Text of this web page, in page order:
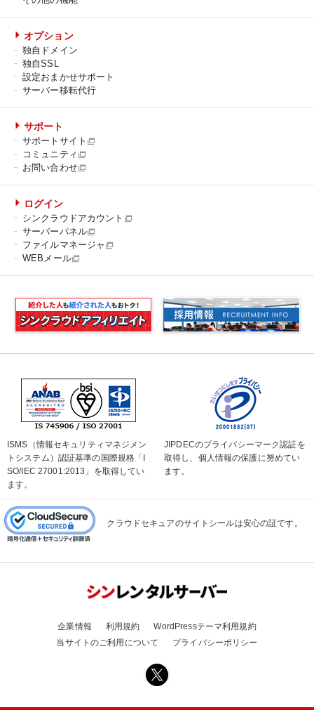
オプション
独自ドメイン
独自SSL
設定おまかせサポート
サーバー移転代行
サポート
サポートサイト
コミュニティ
お問い合わせ
ログイン
シンクラウドアカウント
サーバーパネル
ファイルマネージャ
WEBメール
ISMS（情報セキュリティマネジメン
トシステム）認証基準の国際規格「I
SO/IEC 27001:2013」を取得してい
ます。
JIPDECのプライバシーマーク認証を
取得し、個人情報の保護に努めてい
ます。
クラウドセキュアのサイトシールは安心の証です。
企業情報 利用規約
WordPressテーマ利用規約
当サイトのご利用について
プライバシーポリシー